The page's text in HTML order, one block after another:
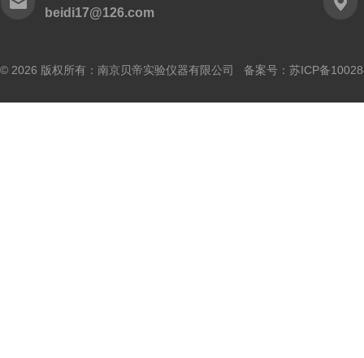
beidi17@126.com
© 2026 版权所有：南京贝帝实验仪器有限公司 备案号： 苏ICP备